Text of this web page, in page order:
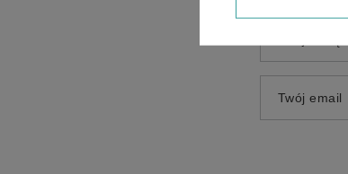
Twój email